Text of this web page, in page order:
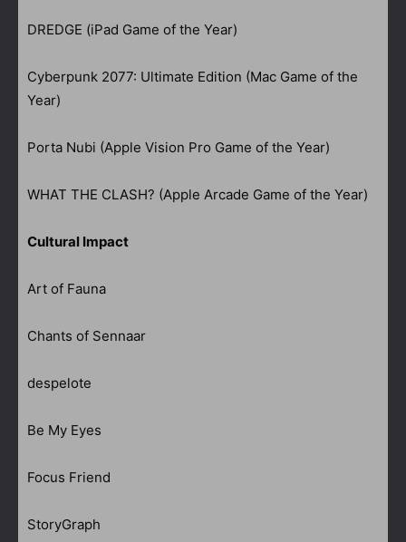
DREDGE (iPad Game of the Year)
Cyberpunk 2077: Ultimate Edition (Mac Game of the
Year)
Porta Nubi (Apple Vision Pro Game of the Year)
WHAT THE CLASH? (Apple Arcade Game of the Year)
Cultural Impact
Art of Fauna
Chants of Sennaar
despelote
Be My Eyes
Focus Friend
StoryGraph